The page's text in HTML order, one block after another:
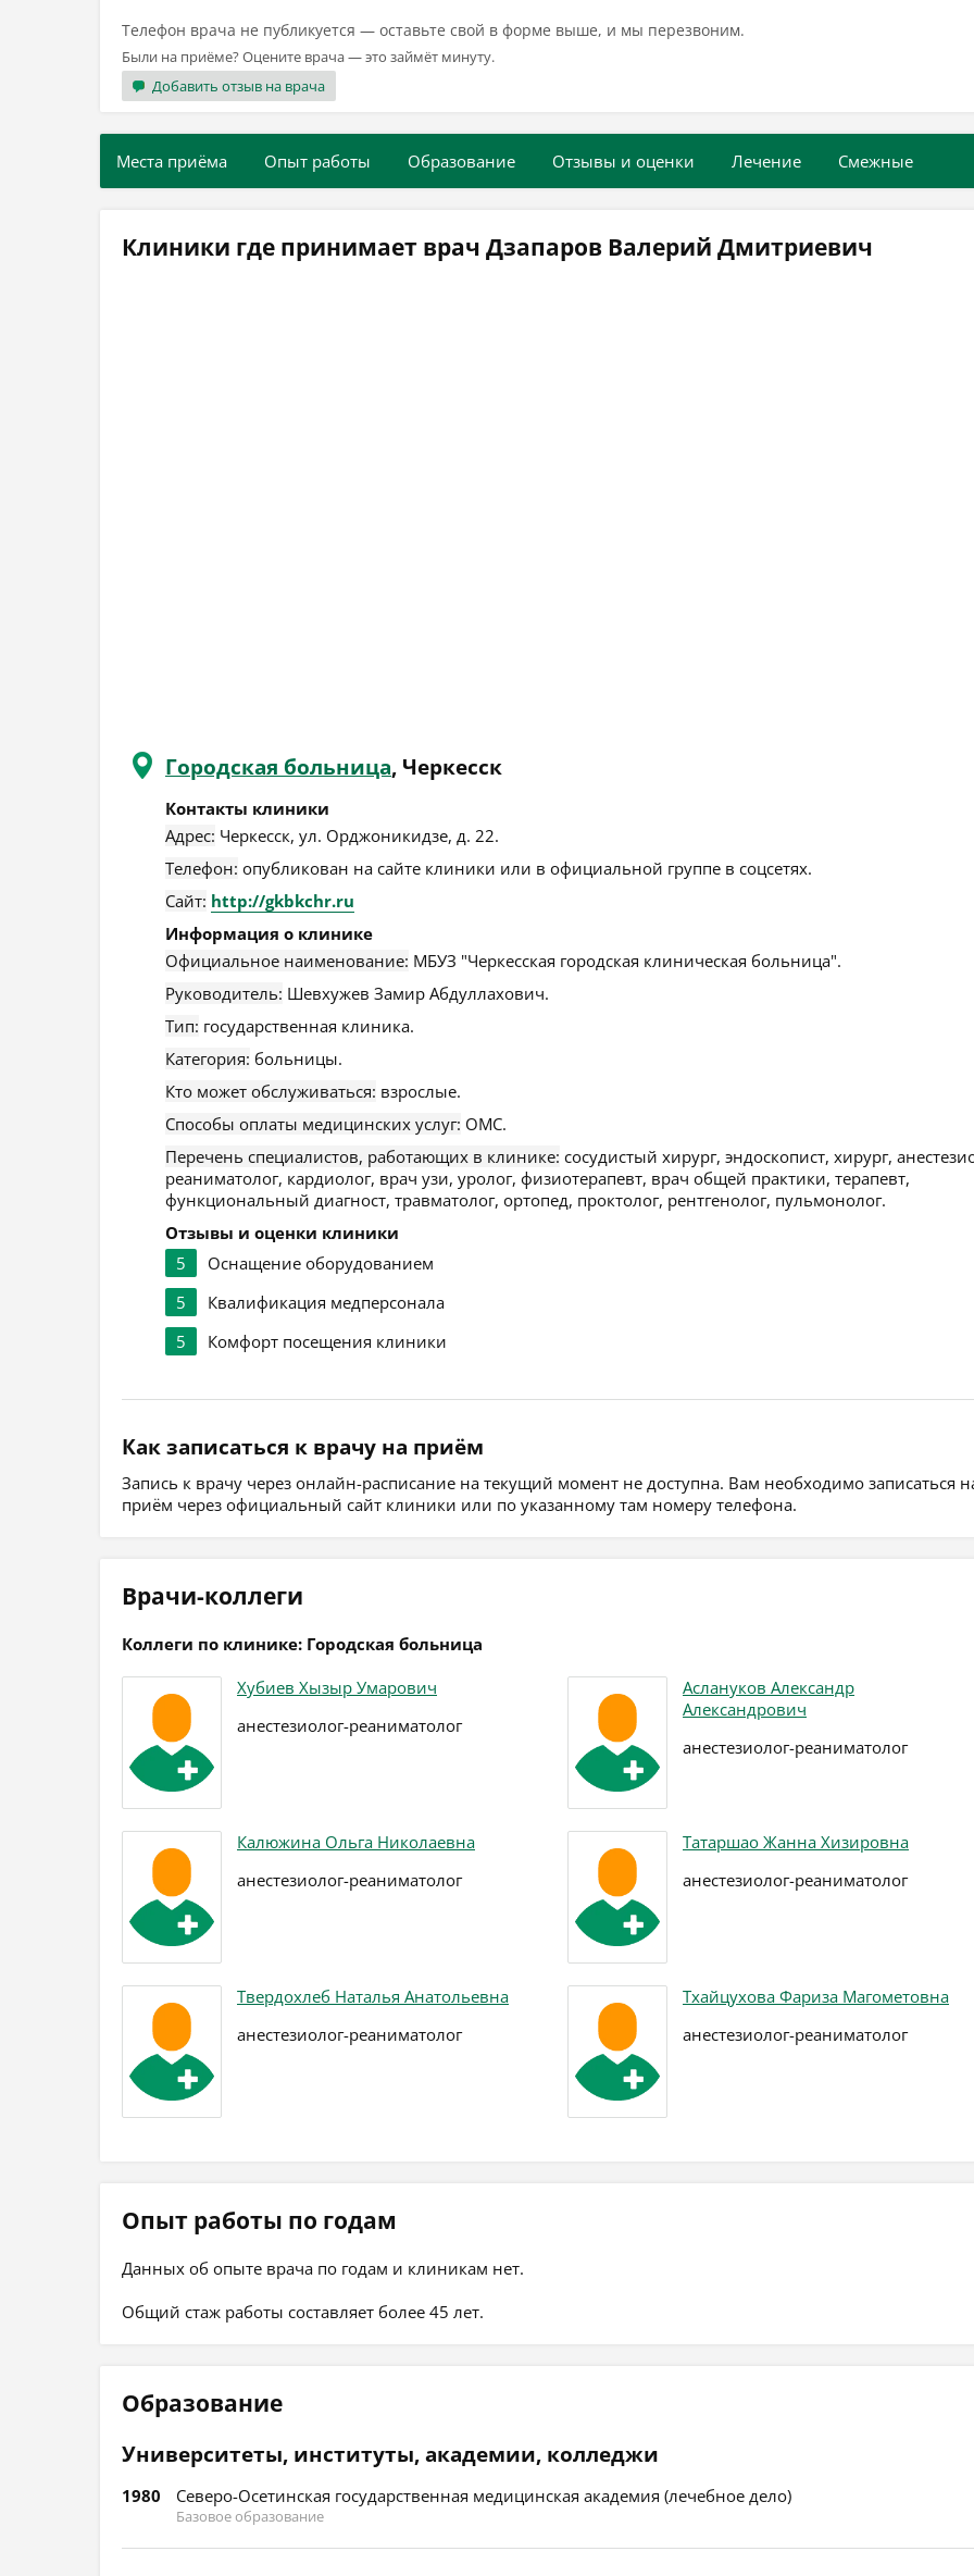
Телефон врача не публикуется — оставьте свой в форме выше, и мы перезвоним.
Были на приёме? Оцените врача — это займёт минуту.
Добавить отзыв на врача
Места приёма Опыт работы Образование Отзывы и оценки Лечение Смежные
Клиники где принимает врач Дзапаров Валерий Дмитриевич
Городская больница, Черкесск
Контакты клиники
Адрес: Черкесск, ул. Орджоникидзе, д. 22.
Телефон: опубликован на сайте клиники или в официальной группе в соцсетях.
Сайт: http://gkbkchr.ru
Информация о клинике
Официальное наименование: МБУЗ "Черкесская городская клиническая больница".
Руководитель: Шевхужев Замир Абдуллахович.
Тип: государственная клиника.
Категория: больницы.
Кто может обслуживаться: взрослые.
Способы оплаты медицинских услуг: ОМС.
Перечень специалистов, работающих в клинике: сосудистый хирург, эндоскопист, хирург,
реаниматолог, кардиолог, врач узи, уролог, физиотерапевт, врач общей практики, терапевт,
функциональный диагност, травматолог, ортопед, проктолог, рентгенолог, пульмонолог.
Отзывы и оценки клиники
5
Оснащение оборудованием
5
Квалификация медперсонала
5
Комфорт посещения клиники
Как записаться к врачу на приём
Запись к врачу через онлайн-расписание на текущий момент не доступна. Вам необходимо записаться
приём через официальный сайт клиники или по указанному там номеру телефона.
Врачи-коллеги
Коллеги по клинике: Городская больница
Хубиев Хызыр Умарович
анестезиолог-реаниматолог
Аслануков Александр
Александрович
анестезиолог-реаниматолог
Калюжина Ольга Николаевна
анестезиолог-реаниматолог
Татаршао Жанна Хизировна
анестезиолог-реаниматолог
Твердохлеб Наталья Анатольевна
анестезиолог-реаниматолог
Тхайцухова Фариза Магометовна
анестезиолог-реаниматолог
Опыт работы по годам
Данных об опыте врача по годам и клиникам нет.
Общий стаж работы составляет более 45 лет.
Образование
Университеты, институты, академии, колледжи
1980 Северо-Осетинская государственная медицинская академия (лечебное дело)
Базовое образование